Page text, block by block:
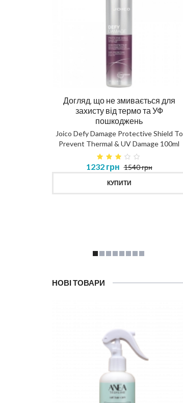
Догляд, що не змивається для
захисту від термо та УФ
пошкоджень
Joico Defy Damage Protective Shield To
Prevent Thermal & UV Damage 100ml
1232 грн 1540 грн
КУПИТИ
НОВІ ТОВАРИ